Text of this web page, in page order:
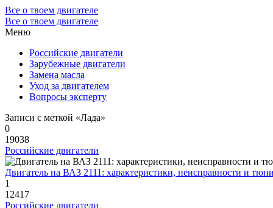
Все о твоем двигателе
Все о твоем двигателе
Меню
Российские двигатели
Зарубежные двигатели
Замена масла
Уход за двигателем
Вопросы эксперту
Записи с меткой «Лада»
0
19038
Российские двигатели
Двигатель на ВАЗ 2111: характеристики, неисправности и
1
12417
Российские двигатели